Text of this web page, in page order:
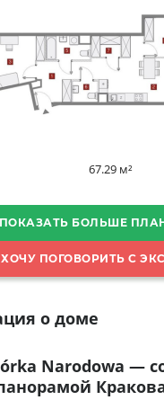
67.29 м²
ПОКАЗАТЬ БОЛЬШЕ
ХОЧУ ПОГОВОРИТЬ С
о доме
Narodowa —